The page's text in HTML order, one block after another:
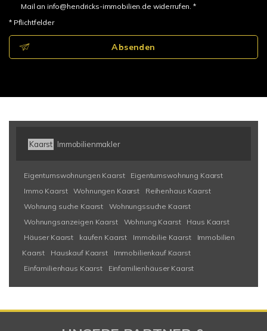
Mail an info@hendricks-immobilien.de widerrufen. *
* Pflichtfelder
Absenden
Kaarst Immobilienmakler
Eigentumswohnungen Kaarst
Eigentumswohnung Kaarst
Immo Kaarst
Wohnungen Kaarst
Reihenhaus Kaarst
Wohnung suche Kaarst
Wohnungssuche Kaarst
Wohnungsanzeigen Kaarst
Wohnung Kaarst
Haus Kaarst
Häuser Kaarst
kaufen Kaarst Immobilie Kaarst
Immobilien
Kaarst
Hauskauf Kaarst
Immobilienkauf Kaarst
Einfamilienhaus Kaarst
Einfamilienhäuser Kaarst